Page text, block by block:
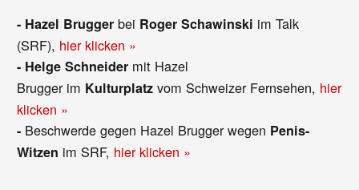
- Hazel Brugger bei Roger Schawinski im Talk
(SRF), hier klicken »
- Helge Schneider mit Hazel
Brugger im Kulturplatz vom Schweizer Fernsehen, hier
klicken »
- Beschwerde gegen Hazel Brugger wegen Penis-
Witzen im SRF, hier klicken »